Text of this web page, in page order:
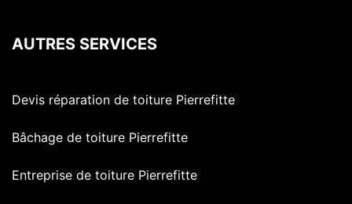
AUTRES SERVICES
Devis réparation de toiture Pierrefitte
Bâchage de toiture Pierrefitte
Entreprise de toiture Pierrefitte